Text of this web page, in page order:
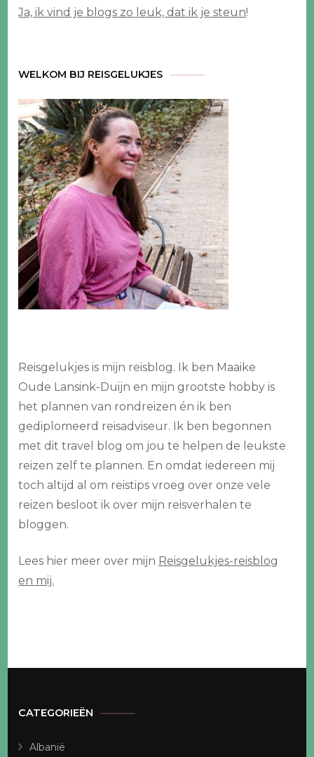
Ja, ik vind je blogs zo leuk, dat ik je steun!
WELKOM BIJ REISGELUKJES
Reisgelukjes is mijn reisblog. Ik ben Maaike
Oude Lansink-Duijn en mijn grootste hobby is
het plannen van rondreizen én ik ben
gediplomeerd reisadviseur. Ik ben begonnen
met dit travel blog om jou te helpen de leukste
reizen zelf te plannen. En omdat iedereen mij
toch altijd al om reistips vroeg over onze vele
reizen besloot ik over mijn reisverhalen te
bloggen.
Lees hier meer over mijn Reisgelukjes-reisblog
en mij.
CATEGORIEËN
Albanië